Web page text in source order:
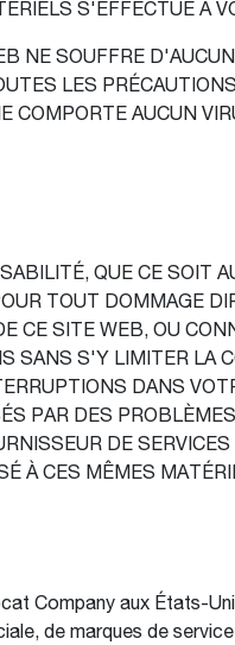
S'EFFECTUE À
NE SOUFFRE
LES
COMPORTE AUCUN
QUE CE SOIT
TOUT DOMMAGE
CE SITE WEB, OU
SANS S'Y LIMITER LA
DANS
PAR DES
DE
À CES MÊMES
Company aux États-
de marques de